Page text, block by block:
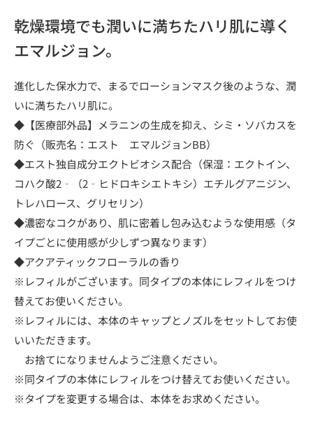
乾燥環境でも潤いに満ちたハリ肌に導く
エマルジョン。
進化した保水力で、まるでローションマスク後のような、潤
いに満ちたハリ肌に。
◆【医療部外品】メラニンの生成を抑え、シミ・ソバカスを
防ぐ（販売名：エスト エマルジョンBB）
◆エスト独自成分エクトビオシス配合（保湿：エクトイン、
コハク酸2‐（2‐ヒドロキシエトキシ）エチルグアニジン、
トレハロース、グリセリン）
◆濃密なコクがあり、肌に密着し包み込むような使用感（タ
イプごとに使用感が少しずつ異なります）
◆アクアティックフローラルの香り
※レフィルがございます。同タイプの本体にレフィルをつけ
替えてお使いください。
※レフィルには、本体のキャップとノズルをセットしてお使
いいただきます。
お捨てになりませんようご注意ください。
※同タイプの本体にレフィルをつけ替えてお使いください。
※タイプを変更する場合は、本体をお求めください。